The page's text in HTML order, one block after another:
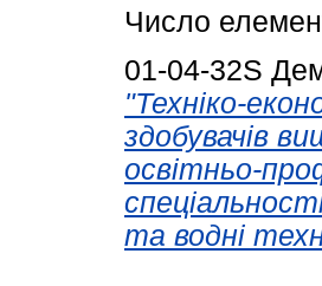
Число
01-04-32S
"Техніко-
здобувачів
освітньо-
та водні